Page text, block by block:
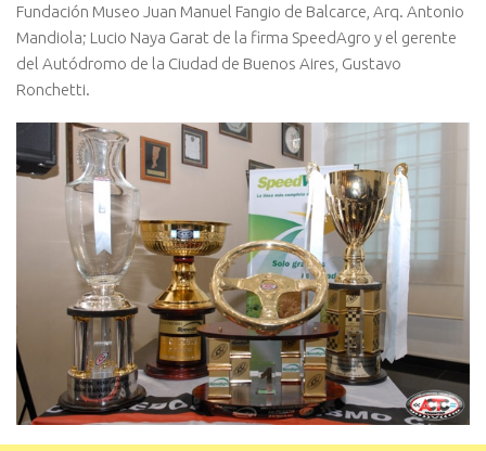
Fundación Museo Juan Manuel Fangio de Balcarce, Arq. Antonio
Mandiola; Lucio Naya Garat de la firma SpeedAgro y el gerente
del Autódromo de la Ciudad de Buenos Aires, Gustavo
Ronchetti.